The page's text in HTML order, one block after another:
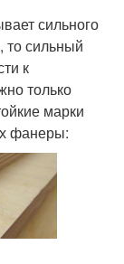
сильного
то сильный
к
только
марки
фанеры: